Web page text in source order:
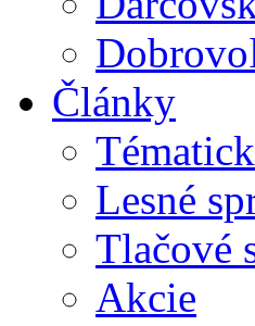
Články
Lesné
Tlačové
Akcie